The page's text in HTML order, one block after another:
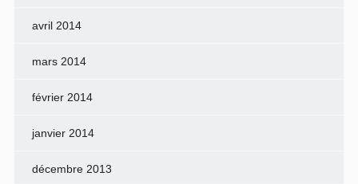
avril 2014
mars 2014
février 2014
janvier 2014
décembre 2013